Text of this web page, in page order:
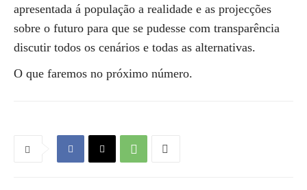
apresentada á população a realidade e as projecções
sobre o futuro para que se pudesse com transparência
discutir todos os cenários e todas as alternativas.
O que faremos no próximo número.